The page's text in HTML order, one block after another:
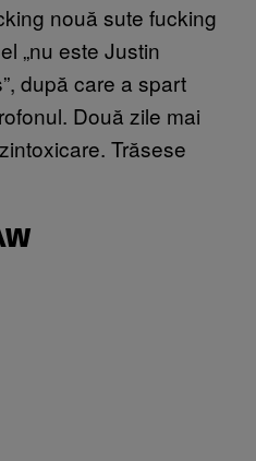
nouă sute fucking
„nu este Justin
după care a spart
Două zile mai
Trăsese